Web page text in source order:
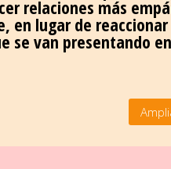
relaciones más
en lugar de reaccionar
se van presentando